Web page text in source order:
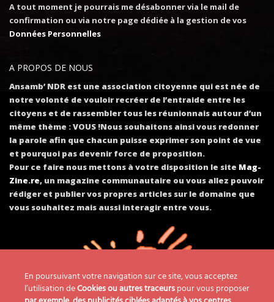
A tout moment je pourrais me désabonner via le mail de
confirmation ou via notre page dédiée à la gestion de vos
Données Personnelles
A PROPOS DE NOUS
Ansamb’ NDR est une association citoyenne qui est née de
notre volonté de vouloir recréer de l’entraide entre les
citoyens et de rassembler tous les réunionnais autour d’un
même thème : VOUS !Nous souhaitons ainsi vous redonner
la parole afin que chacun puisse exprimer son point de vue
et pourquoi pas devenir force de proposition.
Pour ce faire nous mettons à votre disposition le site Mag-
Zine.re, un magazine communautaire ou vous allez pouvoir
rédiger et publier vos propres articles sur le domaine que
vous souhaitez mais aussi interagir entre vous.
En poursuivant votre navigation sur ce site, vous acceptez
l’utilisation deCookies ou autres traceurspour vous proposer